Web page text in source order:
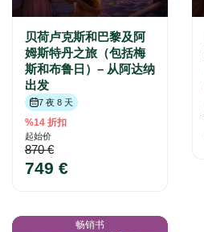
贝荷卢克斯和巴黎及阿
姆斯特丹之旅（包括梅
斯和布鲁日）– 从阿达纳
出发
7 夜 8 天
%14 折扣
起始价
870 €
749 €
畅销书